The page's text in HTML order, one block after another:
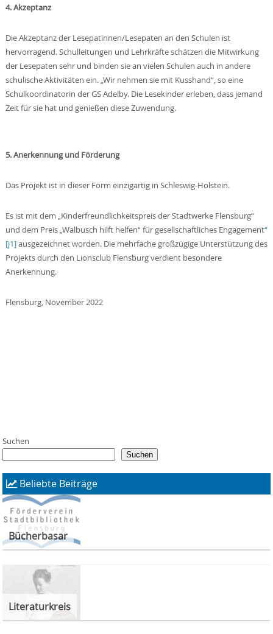
4. Akzeptanz
Die Akzeptanz der Lesepatinnen/Lesepaten an den Schulen ist
hervorragend. Schulleitungen und Lehrkräfte schätzen die Mitwirkung
der Lesepaten sehr und binden sie an vielen Schulen auch in andere
schulische Aktivitäten ein. „Wir nehmen sie mit Kusshand“, so eine
Schulkoordinatorin der GS Adelby. Die Lesekinder erleben, dass jemand
Zeit für sie hat und genießen diese Zuwendung.
5. Anerkennung und Förderung
Das Projekt ist in dieser Form einzigartig in Schleswig-Holstein.
Es ist mit dem „Kinderfreundlichkeitspreis der Stadtwerke Flensburg“
und dem Preis „Walbusch hilft helfen“ für gesellschaftliches Engagement“
[j1]ausgezeichnet worden. Die mehrfache großzügige Unterstützung des
Projekts durch den Lionsclub Flensburg verdient besondere
Anerkennung.
Flensburg, November 2022
Suchen
Suchen
Beliebte Beiträge
Bücherbasar
Literaturkreis